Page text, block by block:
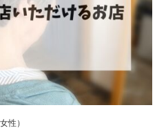
性）